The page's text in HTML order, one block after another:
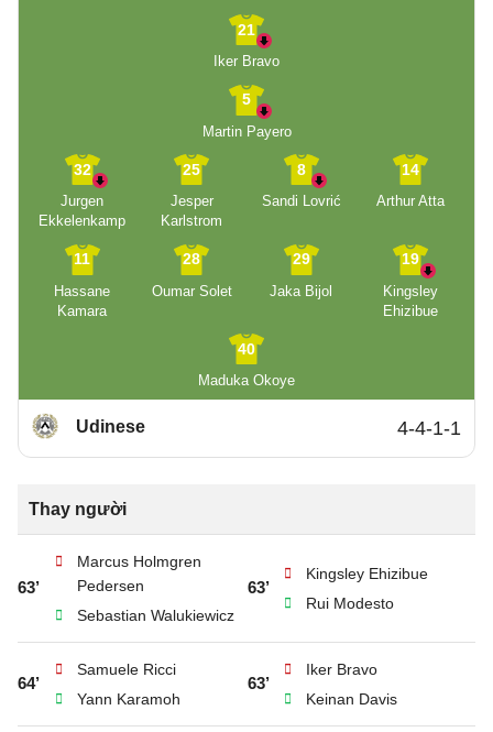
21
Iker Bravo
5
Martin Payero
32
Jurgen
Ekkelenkamp
25
Jesper
Karlstrom
8
Sandi Lovrić
14
Arthur Atta
11
Hassane
Kamara
28
Oumar Solet
29
Jaka Bijol
19
Kingsley
Ehizibue
40
Maduka Okoye
Udinese 4-4-1-1
Thay người
63’
Marcus Holmgren
Pedersen
Sebastian Walukiewicz
63’
Kingsley Ehizibue
Rui Modesto
64’
Samuele Ricci
Yann Karamoh
63’
Iker Bravo
Keinan Davis